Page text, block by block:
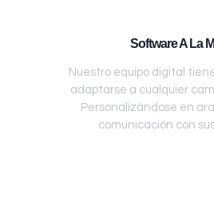
Software A La
Nuestro equipo digital
adaptarse a cualquier
Personalizándose en
comunicación con